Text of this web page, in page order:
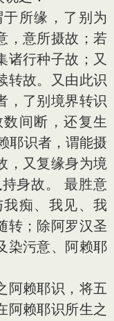
所缘，了别为
，意所摄故；若
诸行种子故；又
转故。又由此识
，了别境界转识
间断，还复生
耶识者，谓能摄
，又复缘身为境
身故。 最胜意
痴、我见、我
转；除阿罗汉圣
染污意、阿赖耶
赖耶识，将五
阿赖耶识所生之